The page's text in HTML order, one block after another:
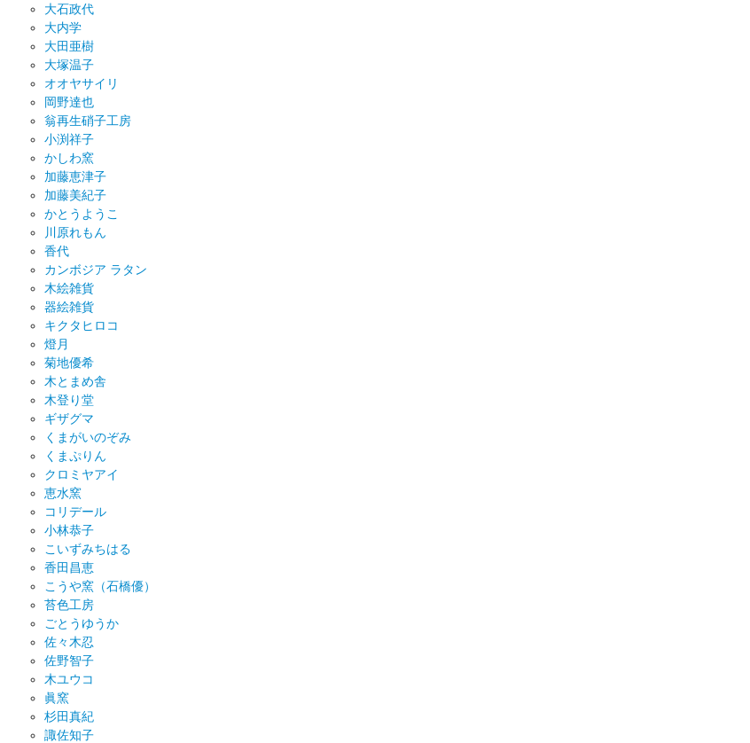
大石政代
大内学
大田亜樹
大塚温子
オオヤサイリ
岡野達也
翁再生硝子工房
小渕祥子
かしわ窯
加藤恵津子
加藤美紀子
かとうようこ
川原れもん
香代
カンボジア ラタン
木絵雑貨
器絵雑貨
キクタヒロコ
燈月
菊地優希
木とまめ舎
木登り堂
ギザグマ
くまがいのぞみ
くまぷりん
クロミヤアイ
恵水窯
コリデール
小林恭子
こいずみちはる
香田昌恵
こうや窯（石橋優）
苔色工房
ごとうゆうか
佐々木忍
佐野智子
木ユウコ
眞窯
杉田真紀
諏佐知子